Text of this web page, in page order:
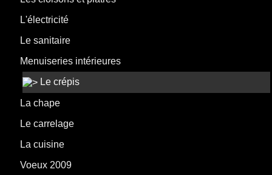
L'électricité
Le sanitaire
Menuiseries intérieures
Le crépis
La chape
Le carrelage
La cuisine
Voeux 2009